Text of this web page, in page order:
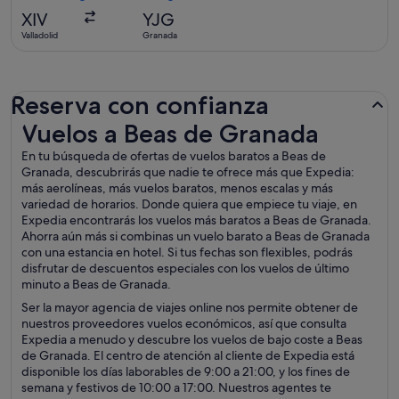
XIV
Valladolid
YJG
Granada
Reserva con confianza
Vuelos a Beas de Granada
En tu búsqueda de ofertas de vuelos baratos a Beas de
Granada, descubrirás que nadie te ofrece más que Expedia:
más aerolíneas, más vuelos baratos, menos escalas y más
variedad de horarios. Donde quiera que empiece tu viaje, en
Expedia encontrarás los vuelos más baratos a Beas de Granada.
Ahorra aún más si combinas un vuelo barato a Beas de Granada
con una estancia en hotel. Si tus fechas son flexibles, podrás
disfrutar de descuentos especiales con los vuelos de último
minuto a Beas de Granada.
Ser la mayor agencia de viajes online nos permite obtener de
nuestros proveedores vuelos económicos, así que consulta
Expedia a menudo y descubre los vuelos de bajo coste a Beas
de Granada. El centro de atención al cliente de Expedia está
disponible los días laborables de 9:00 a 21:00, y los fines de
semana y festivos de 10:00 a 17:00. Nuestros agentes te
Vuelos a Beas de Granada